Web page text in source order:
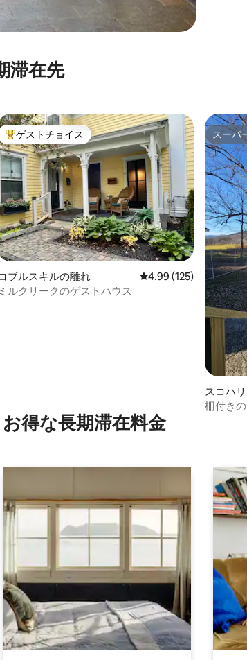
滞在先
5つ星中4.89つ星の平均評価
大好評のゲストチョイスです。
ゲストチョイス
ブルスキルの離れ レビュー125件、5つ
4.99 (125)
ミルクリークのゲストハウス
スーパ
スーパ
スコハ
ー・RV
柵付き
得⁠な長⁠期⁠滞⁠在料⁠金